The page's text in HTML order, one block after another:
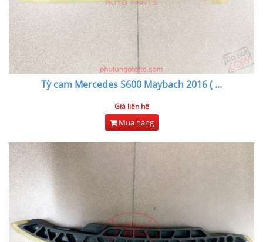
Tỳ cam Mercedes S600 Maybach 2016 ( ...
Giá liên hệ
Mua hàng